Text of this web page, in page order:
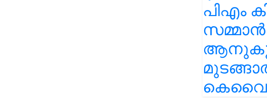
പിഎം
സമ്മാൻ